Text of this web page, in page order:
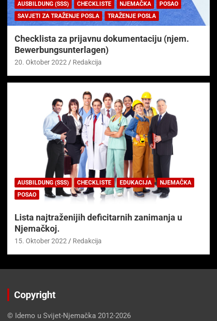
AUSBILDUNG (SSS) CHECKLISTE NJEMAČKA
POSAO
SAVJETI ZA TRAŽENJE POSLA
TRAŽENJE POSLA
Checklista za prijavnu dokumentaciju (njem.
Bewerbungsunterlagen)
20. Oktober 2022 Redakcija
AUSBILDUNG (SSS) CHECKLISTE EDUKACIJA
NJEMAČKA
POSAO
Lista najtraženijih deficitarnih zanimanja u
Njemačkoj.
15. Oktober 2022 Redakcija
Copyright
© Idemo u Svijet-Njemačka 2012-2026